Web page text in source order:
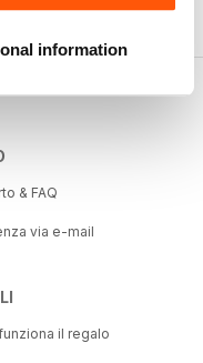
information
& FAQ
via e-mail
il regalo